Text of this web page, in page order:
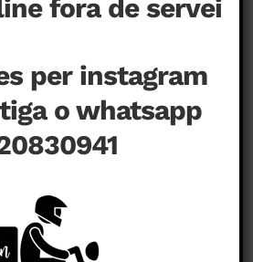
fora de servei
per instagram
o whatsapp